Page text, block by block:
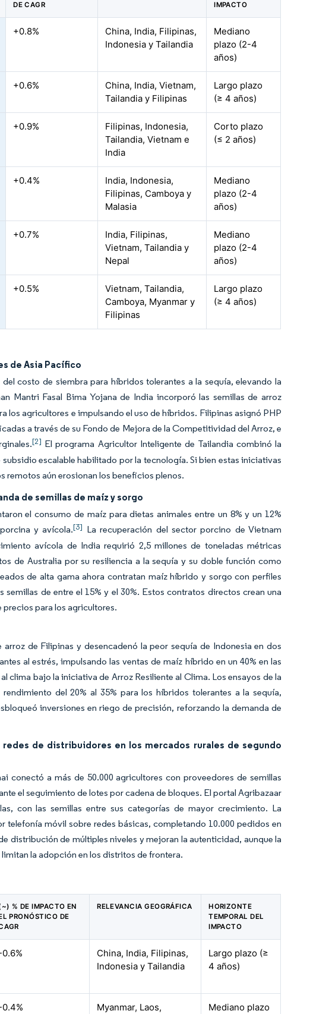
DE CAGR
IMPACTO
+0.8%
China, India, Filipinas,
Indonesia y Tailandia
Mediano
plazo (2-4
años)
+0.6%
China, India, Vietnam,
Tailandia y Filipinas
Largo plazo
(≥ 4 años)
+0.9%
Filipinas, Indonesia,
Tailandia, Vietnam e
India
Corto plazo
(≤ 2 años)
+0.4%
India, Indonesia,
Filipinas, Camboya y
Malasia
Mediano
plazo (2-4
años)
+0.7%
India, Filipinas,
Vietnam, Tailandia y
Nepal
Mediano
plazo (2-4
años)
+0.5%
Vietnam, Tailandia,
Camboya, Myanmar y
Filipinas
Largo plazo
(≥ 4 años)
de Asia Pacífico
costo de siembra para híbridos tolerantes a la sequía, elevando la
Mantri Fasal Bima Yojana de India incorporó las semillas de arroz
los agricultores e impulsando el uso de híbridos. Filipinas asignó PHP
a través de su Fondo de Mejora de la Competitividad del Arroz, e
[2] El programa Agricultor Inteligente de Tailandia combinó la
escalable habilitado por la tecnología. Si bien estas iniciativas
remotos aún erosionan los beneficios plenos.
de semillas de maíz y sorgo
el consumo de maíz para dietas animales entre un 8% y un 12%
y avícola.[3] La recuperación del sector porcino de Vietnam
avícola de India requirió 2,5 millones de toneladas métricas
de Australia por su resiliencia a la sequía y su doble función como
de alta gama ahora contratan maíz híbrido y sorgo con perfiles
de entre el 15% y el 30%. Estos contratos directos crean una
para los agricultores.
de Filipinas y desencadenó la peor sequía de Indonesia en dos
al estrés, impulsando las ventas de maíz híbrido en un 40% en las
clima bajo la iniciativa de Arroz Resiliente al Clima. Los ensayos de la
del 20% al 35% para los híbridos tolerantes a la sequía,
inversiones en riego de precisión, reforzando la demanda de
de distribuidores en los mercados rurales de segundo
conectó a más de 50.000 agricultores con proveedores de semillas
el seguimiento de lotes por cadena de bloques. El portal Agribazaar
con las semillas entre sus categorías de mayor crecimiento. La
móvil sobre redes básicas, completando 10.000 pedidos en
distribución de múltiples niveles y mejoran la autenticidad, aunque la
la adopción en los distritos de frontera.
% DE IMPACTO EN
PRONÓSTICO DE
RELEVANCIA GEOGRÁFICA
HORIZONTE
TEMPORAL DEL
IMPACTO
0.6%
China, India, Filipinas,
Indonesia y Tailandia
Largo plazo (≥
4 años)
0.4% Myanmar, Laos, Mediano plazo